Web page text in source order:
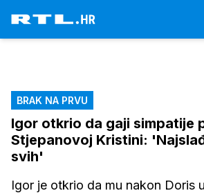
BRAK NA PRVU
Igor otkrio da gaji simpatije
Stjepanovoj Kristini:
svih'
Igor je otkrio da mu nakon Doris